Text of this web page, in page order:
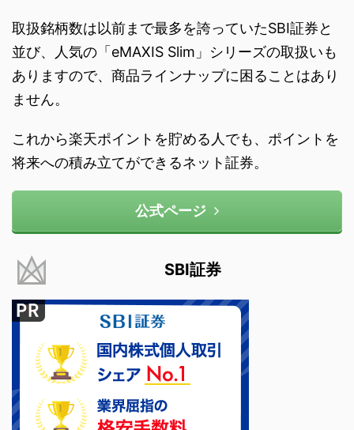
取扱銘柄数は以前まで最多を誇っていたSBI証券と
並び、人気の「eMAXIS Slim」シリーズの取扱いも
ありますので、商品ラインナップに困ることはあり
ません。
これから楽天ポイントを貯める人でも、ポイントを
将来への積み立てができるネット証券。
公式ページ
SBI証券